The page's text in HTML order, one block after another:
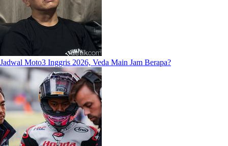
Jadwal Moto3 Inggris 2026, Veda Main Jam Berapa?